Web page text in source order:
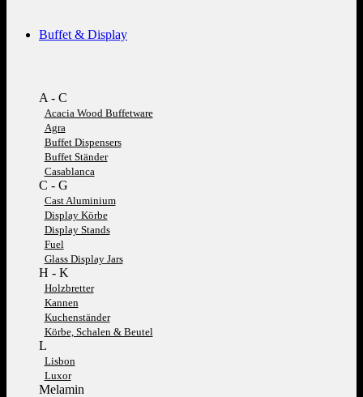
Buffet & Display
A - C
Acacia Wood Buffetware
Agra
Buffet Dispensers
Buffet Ständer
Casablanca
C - G
Cast Aluminium
Display Körbe
Display Stands
Fuel
Glass Display Jars
H - K
Holzbretter
Kannen
Kuchenständer
Körbe, Schalen & Beutel
L
Lisbon
Luxor
Melamin